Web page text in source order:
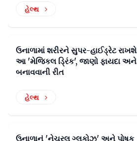
હેલ્થ
ઉનાળામાં શરીરને સુપર-હાઈડ્રેટ રાખશે
આ 'મેજિકલ ડ્રિંક', જાણો ફાયદા અને
બનાવવાની રીત
હેલ્થ
ઉનાળાનું 'નેચરલ ગ્લુકોઝ' અને પોષક